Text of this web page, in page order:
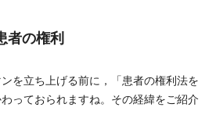
者の権利
を立ち上げる前に，「患者の権利法を
っておられますね。その経緯をご紹介